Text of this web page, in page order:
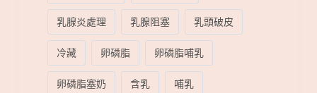
乳腺炎處理
乳腺阻塞
乳頭破皮
冷藏
卵磷脂
卵磷脂哺乳
卵磷脂塞奶
含乳
哺乳